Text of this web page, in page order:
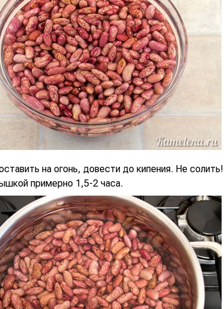
на огонь, довести до кипения. Не
примерно 1,5-2 часа.